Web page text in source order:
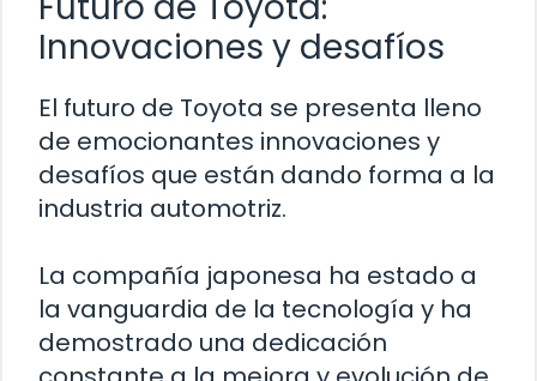
Innovaciones y desafíos
El futuro de Toyota se presenta lleno
de emocionantes innovaciones y
desafíos que están dando forma a la
industria automotriz.
La compañía japonesa ha estado a
la vanguardia de la tecnología y ha
demostrado una dedicación